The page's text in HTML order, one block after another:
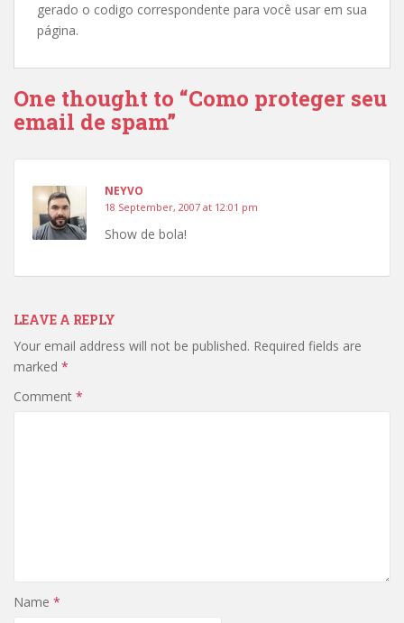
gerado o codigo correspondente para você usar em sua
página.
One thought to “Como proteger seu
email de spam”
NEYVO
18 September, 2007 at 12:01 pm
Show de bola!
LEAVE A REPLY
Your email address will not be published. Required fields are
marked *
Comment *
Name *